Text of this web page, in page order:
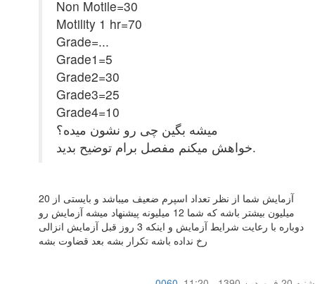
Non Motile=30
Motility 1 hr=70
Grade=...
Grade1=5
Grade2=30
Grade3=25
Grade4=10
میشه بگین چی رو نشون میده؟
خواهش میکنم مفصل برام توضیح بدید.
آزمایش شما از نظر تعداد اسپرم ضعیف میباشد و بایستی از 20
میلیون بیشتر باشه که شما 12 میلیونه پیشنهاد میشه آزمایش رو
دوباره با رعایت شرایط آزمایش و اینکه 3 روز قبل آزمایش انزالی
رخ نداده باشه تکرار بشه بعد قضاوت بشه